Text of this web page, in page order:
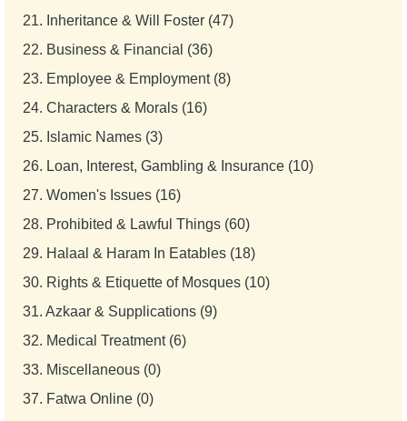
21. Inheritance & Will Foster (47)
22. Business & Financial (36)
23. Employee & Employment (8)
24. Characters & Morals (16)
25. Islamic Names (3)
26. Loan, Interest, Gambling & Insurance (10)
27. Women's Issues (16)
28. Prohibited & Lawful Things (60)
29. Halaal & Haram In Eatables (18)
30. Rights & Etiquette of Mosques (10)
31. Azkaar & Supplications (9)
32. Medical Treatment (6)
33. Miscellaneous (0)
37. Fatwa Online (0)